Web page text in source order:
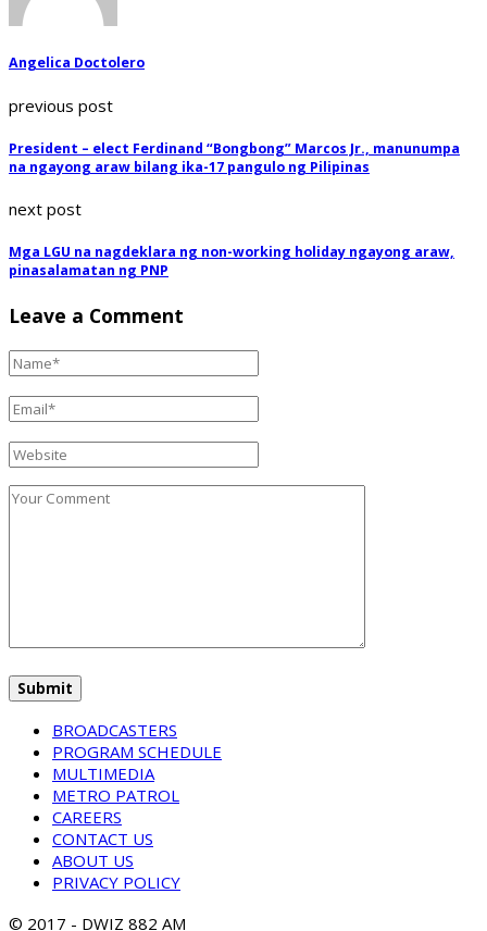
Angelica Doctolero
previous post
President – elect Ferdinand “Bongbong” Marcos Jr., manunumpa
na ngayong araw bilang ika-17 pangulo ng Pilipinas
next post
Mga LGU na nagdeklara ng non-working holiday ngayong araw,
pinasalamatan ng PNP
Leave a Comment
BROADCASTERS
PROGRAM SCHEDULE
MULTIMEDIA
METRO PATROL
CAREERS
CONTACT US
ABOUT US
PRIVACY POLICY
© 2017 - DWIZ 882 AM